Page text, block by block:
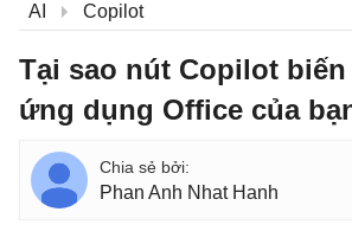
AI Copilot
Tại sao nút Copilot
ứng dụng Office của
Phan Anh Nhat Hanh